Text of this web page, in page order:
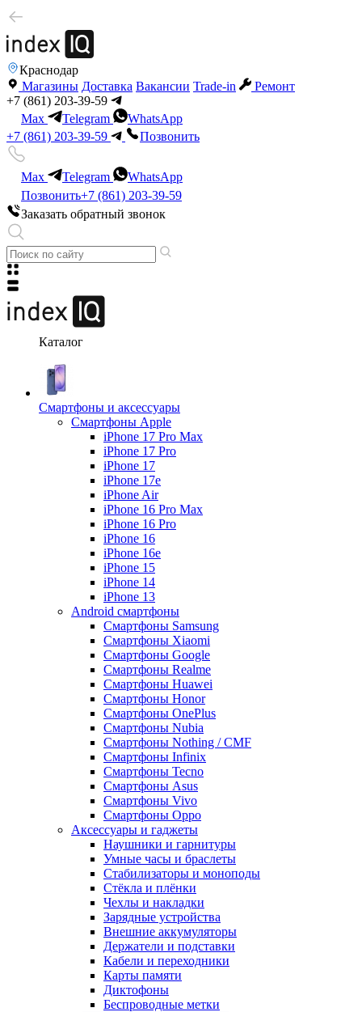
Краснодар
Магазины Доставка Вакансии Trade-in
Ремонт
+7 (861) 203-39-59
Max
Telegram
WhatsApp
+7 (861) 203-39-59
Позвонить
Max Telegram
WhatsApp
Позвонить+7 (861) 203-39-59
Заказать обратный звонок
Каталог
Смартфоны и аксессуары
Смартфоны Apple
iPhone 17 Pro Max
iPhone 17 Pro
iPhone 17
iPhone 17e
iPhone Air
iPhone 16 Pro Max
iPhone 16 Pro
iPhone 16
iPhone 16e
iPhone 15
iPhone 14
iPhone 13
Android cмартфоны
Смартфоны Samsung
Смартфоны Xiaomi
Смартфоны Google
Смартфоны Realme
Смартфоны Huawei
Смартфоны Honor
Смартфоны OnePlus
Смартфоны Nubia
Смартфоны Nothing / CMF
Смартфоны Infinix
Смартфоны Tecno
Смартфоны Asus
Смартфоны Vivo
Смартфоны Oppo
Аксессуары и гаджеты
Наушники и гарнитуры
Умные часы и браслеты
Стабилизаторы и моноподы
Стёкла и плёнки
Чехлы и накладки
Зарядные устройства
Внешние аккумуляторы
Держатели и подставки
Кабели и переходники
Карты памяти
Диктофоны
Беспроводные метки